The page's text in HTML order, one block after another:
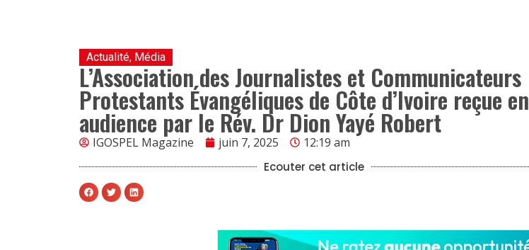
Actualité, Média
L’Association des Journalistes et Communicateurs
Protestants Évangéliques de Côte d’Ivoire reçue en
audience par le Rév. Dr Dion Yayé Robert
IGOSPEL Magazine juin 7, 2025 12:19 am
Ecouter cet article